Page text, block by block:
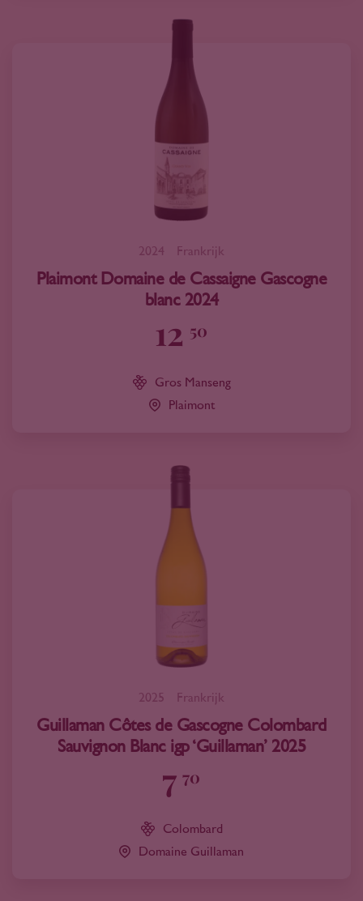
2024 Frankrijk
Plaimont Domaine de Cassaigne Gascogne
blanc 2024
12 50
Gros Manseng
Plaimont
2025 Frankrijk
Guillaman Côtes de Gascogne Colombard
Sauvignon Blanc igp ‘Guillaman’ 2025
7 70
Colombard
Domaine Guillaman